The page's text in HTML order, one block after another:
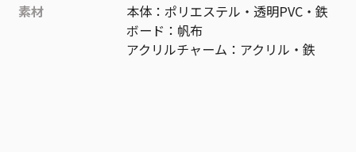
素材
本体：ポリエステル・透明PVC・鉄
ボード：帆布
アクリルチャーム：アクリル・鉄